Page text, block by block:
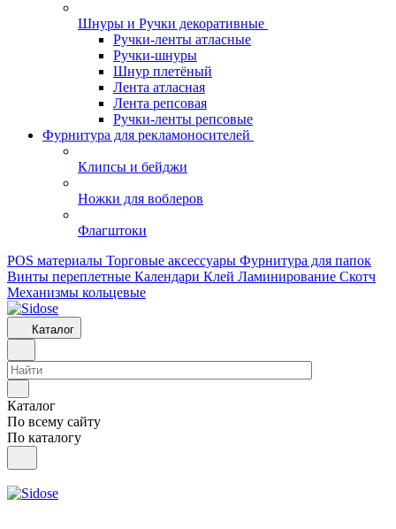
Шнуры и Ручки декоративные
Ручки-ленты атласные
Ручки-шнуры
Шнур плетёный
Лента атласная
Лента репсовая
Ручки-ленты репсовые
Фурнитура для рекламоносителей
Клипсы и бeйджи
Ножки для воблеров
Флагштоки
POS материалы Торговые аксессуары Фурнитура для папок
Винты переплетные Календари Клей Ламинирование Скотч
Механизмы кольцевые
Каталог
Каталог
По всему сайту
По каталогу